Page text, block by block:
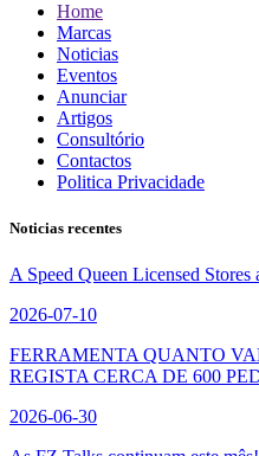
Home
Marcas
Noticias
Eventos
Anunciar
Artigos
Consultório
Contactos
Politica Privacidade
Noticias recentes
A Speed Queen Licensed
2026-07-10
FERRAMENTA QUANTO
REGISTA CERCA DE 600
2026-06-30